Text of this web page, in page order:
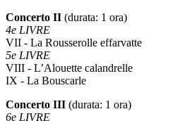
Concerto II (durata: 1 ora)
4e LIVRE
VII - La Rousserolle effarvatte
5e LIVRE
VIII - L’Alouette calandrelle
IX - La Bouscarle
Concerto III (durata: 1 ora)
6e LIVRE